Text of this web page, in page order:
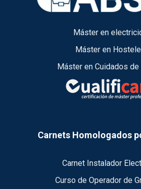
Máster en
Máster en
Máster en Cuidados de
Carnets Homologados
Carnet Instalador
Curso de Operador de